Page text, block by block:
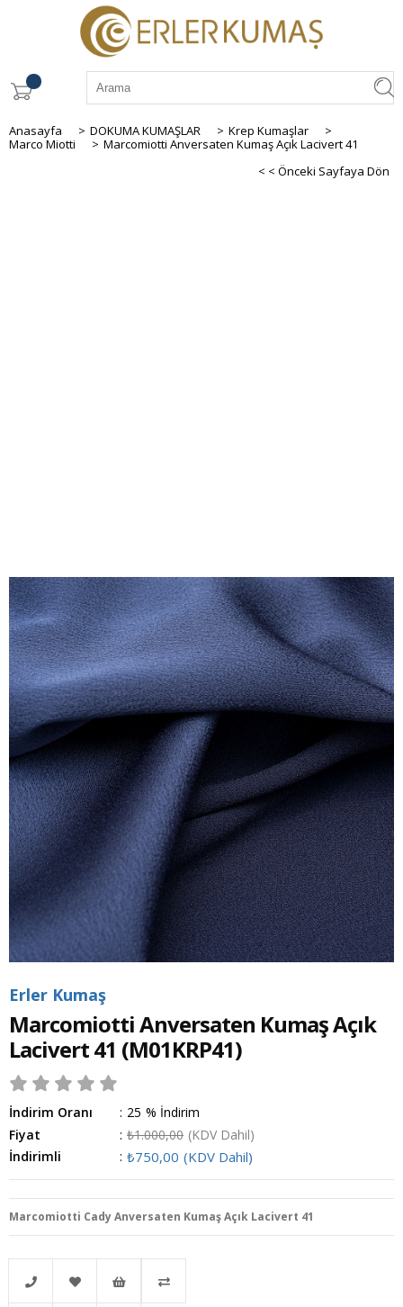
Anasayfa > DOKUMA KUMAŞLAR > Krep Kumaşlar
>
Marco Miotti
> Marcomiotti Anversaten Kumaş Açık Lacivert 41
< < Önceki Sayfaya Dön
Erler Kumaş
Marcomiotti Anversaten Kumaş Açık
Lacivert 41 (M01KRP41)
İndirim Oranı : %
25
İndirim
Fiyat
: ₺1.000,00 (KDV Dahil)
İndirimli
: ₺750,00 (KDV Dahil)
Marcomiotti Cady Anversaten Kumaş Açık Lacivert 41